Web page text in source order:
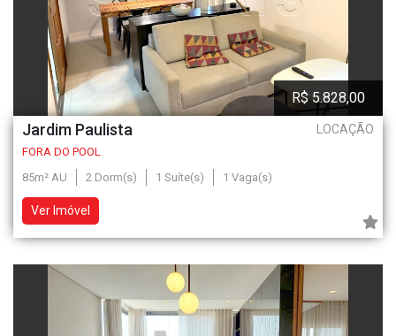
Jardim Paulista LOCAÇÃO
R$ 5.828,00
FORA DO POOL
85m² AU
2 Dorm(s) 1 Suíte(s) 1 Vaga(s)
Ver Imóvel